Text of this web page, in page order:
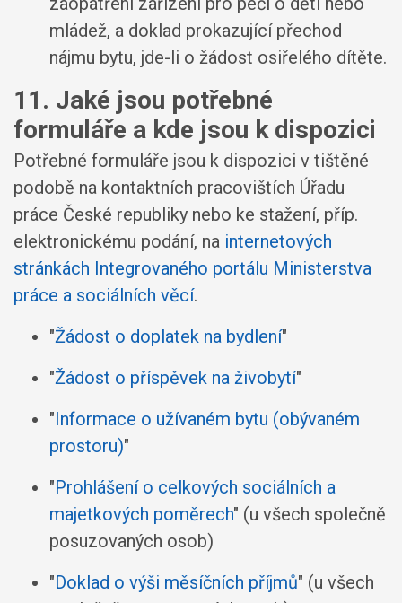
mládež, a doklad prokazující přechod
nájmu bytu, jde-li o žádost osiřelého dítěte.
11. Jaké jsou potřebné
formuláře a kde jsou k dispozici
Potřebné formuláře jsou k dispozici v tištěné
podobě na kontaktních pracovištích Úřadu
práce České republiky nebo ke stažení, příp.
elektronickému podání, na internetových
stránkách Integrovaného portálu Ministerstva
práce a sociálních věcí.
"Žádost o doplatek na bydlení"
"Žádost o příspěvek na živobytí"
"Informace o užívaném bytu (obývaném
prostoru)"
"Prohlášení o celkových sociálních a
majetkových poměrech" (u všech společně
posuzovaných osob)
"Doklad o výši měsíčních příjmů" (u všech